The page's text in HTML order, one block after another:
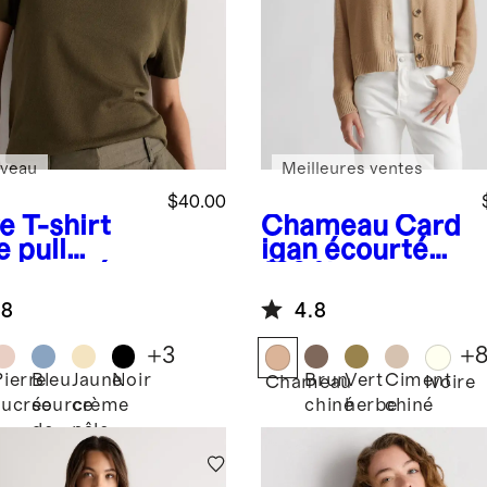
T-shirt
pull
en coton
$40.00
Bleu
source
de
montagne
Jaune
crème
pâle
Noir
+3
Chameau Card
igan écourté
biologique
Meilleures ventes
4.8
Chameau
Brun
chiné
Vert
herbe
Ciment
chiné
Ivoire
+